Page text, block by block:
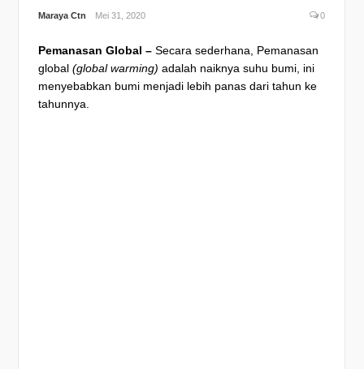
Maraya Ctn Mei 31, 2020 0
Pemanasan Global –Secara sederhana, Pemanasan
global (global warming) adalah naiknya suhu bumi, ini
menyebabkan bumi menjadi lebih panas dari tahun ke
tahunnya.